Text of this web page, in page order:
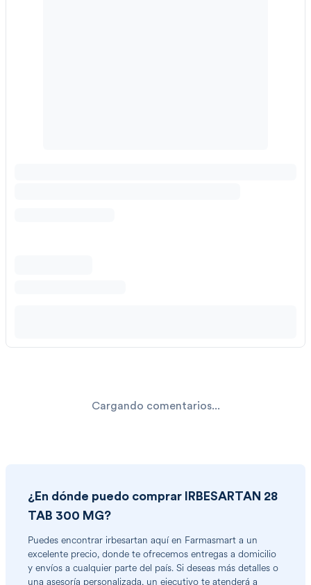
Cargando comentarios...
¿En dónde puedo comprar
IRBESARTAN 28
TAB 300 MG?
Puedes encontrar irbesartan aquí en Farmasmart a un
excelente precio, donde te ofrecemos entregas a domicilio
y envíos a cualquier parte del país. Si deseas más detalles o
una asesoría personalizada, un ejecutivo te atenderá a